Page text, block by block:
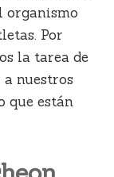
organismo
Por
la tarea de
nuestros
que están